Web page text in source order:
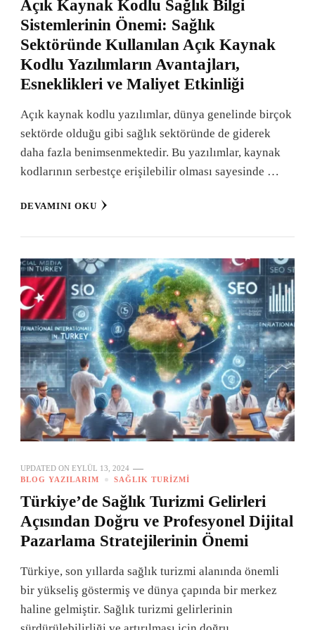
Açık Kaynak Kodlu Sağlık Bilgi
Sistemlerinin Önemi: Sağlık
Sektöründe Kullanılan Açık Kaynak
Kodlu Yazılımların Avantajları,
Esneklikleri ve Maliyet Etkinliği
Açık kaynak kodlu yazılımlar, dünya genelinde birçok
sektörde olduğu gibi sağlık sektöründe de giderek
daha fazla benimsenmektedir. Bu yazılımlar, kaynak
kodlarının serbestçe erişilebilir olması sayesinde …
DEVAMINI OKU
UPDATED ON EYLÜL 13, 2024
BLOG YAZILARIM
SAĞLIK TURIZMI
Türkiye’de Sağlık Turizmi Gelirleri
Açısından Doğru ve Profesyonel Dijital
Pazarlama Stratejilerinin Önemi
Türkiye, son yıllarda sağlık turizmi alanında önemli
bir yükseliş göstermiş ve dünya çapında bir merkez
haline gelmiştir. Sağlık turizmi gelirlerinin